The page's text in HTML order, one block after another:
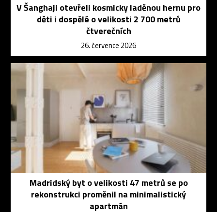
V Šanghaji otevřeli kosmicky laděnou hernu pro
děti i dospělé o velikosti 2 700 metrů
čtverečních
26. července 2026
Madridský byt o velikosti 47 metrů se po
rekonstrukci proměnil na minimalistický
apartmán